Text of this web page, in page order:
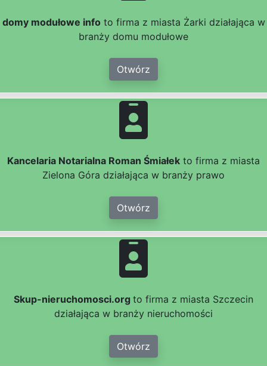
domy modułowe info to firma z miasta Żarki działająca w
branży domu modułowe
Otwórz
Kancelaria Notarialna Roman Śmiałek to firma z miasta
Zielona Góra działająca w branży prawo
Otwórz
Skup-nieruchomosci.org to firma z miasta Szczecin
działająca w branży nieruchomości
Otwórz